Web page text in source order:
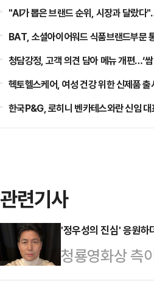
"AI가 뽑은 브랜드 순위, 시장과 달랐
BAT, 소셜아이어워드 식품브랜드부문
청담강정, 고객 의견 담아 메뉴 개편…‘쌈
헥토헬스케어, 여성 건강 위한 신제품
한국P&G, 로히니 벤카테스와란 신임 대
관련기사
'정우성의 진심' 응원
청룡영화상 측
하는 문구를 올